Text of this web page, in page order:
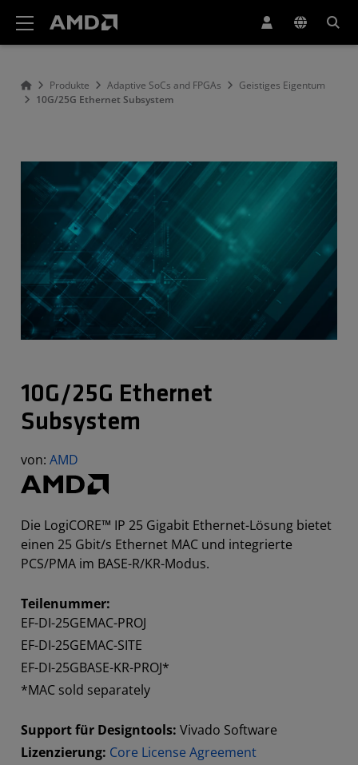
Produkte Adaptive SoCs and FPGAs
Geistiges Eigentum
10G/25G Ethernet Subsystem
10G/25G Ethernet
Subsystem
von: AMD
Die LogiCORE™ IP 25 Gigabit Ethernet-Lösung bietet
einen 25 Gbit/s Ethernet MAC und integrierte
PCS/PMA im BASE-R/KR-Modus.
Teilenummer:
EF-DI-25GEMAC-PROJ
EF-DI-25GEMAC-SITE
EF-DI-25GBASE-KR-PROJ*
*MAC sold separately
Support für Designtools: Vivado Software
Lizenzierung: Core License Agreement